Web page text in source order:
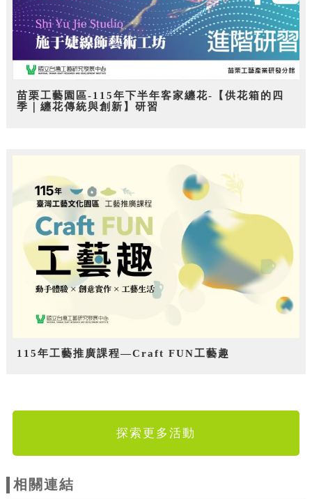
苗栗工藝園區-115年下半年客家纏花-【供花箱的四
季｜纏花傳統與創新】研習
115年工藝推廣課程—Craft FUN工藝趣
探索更多活動
相關連結